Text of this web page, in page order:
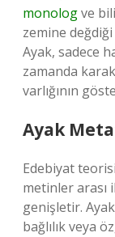
monologve
zemine
Ayak, sadece
zamanda
varlığının
Ayak
Edebiyat
metinler arası
genişletir.
bağlılık veya